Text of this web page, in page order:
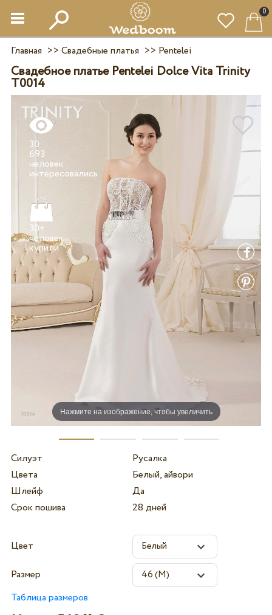
0
Главная >> Свадебные платья >> Pentelei
Свадебное платье Pentelei Dolce Vita Trinity
T0014
Нажмите на изображение, чтобы увеличить
30
693
человек
30+
человек
купили
Силуэт
Русалка
Цвета
Белый, айвори
Шлейф
Да
Срок пошива
28 дней
Цвет
Размер
Таблица размеров